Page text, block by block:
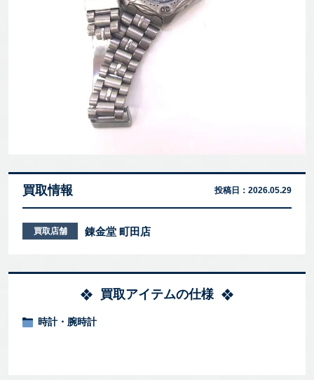
買取情報 投稿日： 2026.05.29
買取店舗 錬金堂 町田店
買取アイテムの仕様
時計・腕時計